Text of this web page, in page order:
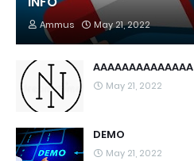
Ammus May 21, 2022
AAAAAAAAAAAAAA
May 21, 2022
DEMO
May 21, 2022